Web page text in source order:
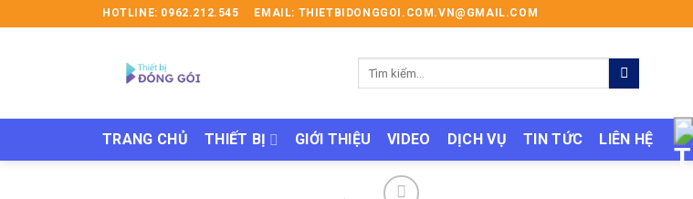
to
HOTLINE: 0962.212.545 EMAIL: THIETBIDONGGOI.COM.VN@GMAIL.COM
TRANG CHỦ THIẾT BỊ GIỚI THIỆU VIDEO DỊCH VỤ TIN TỨC LIÊN HỆ